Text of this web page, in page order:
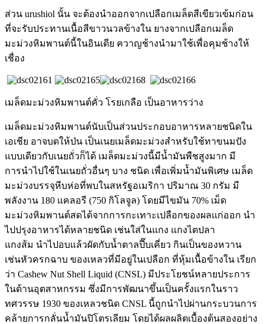
ส่วน urushiol นั้น จะต้องนำออกจากเปลือกเมล็ดสีเขียวเข้มก่อน
ที่จะรับประทานเนื้อสีขาวนวลข้างใน ยางจากเปลือกเมล็ด
มะม่วงหิมพานต์นี้ในอินเดีย ควาญช้างนำมาใช้เพื่อคุมช้างให้
เชื่อง
เมล็ดมะม่วงหิมพานต์คั่ว โรยเกลือ เป็นอาหารว่าง
เมล็ดมะม่วงหิมพานต์นับเป็นส่วนประกอบอาหารหลายชนิดใน
เอเชีย อาจบดให้ป่น เป็นเนยเมล็ดมะม่วงสำหรับใช้ทาขนมปัง
แบบเดียวกับเนยถั่วก็ได้ เมล็ดมะม่วงนี้มีน้ำมันพืชสูงมาก มี
การนำไปใช้ในเนยถั่วอื่นๆ บาง ชนิด เพื่อเพิ่มน้ำมันพิเศษ เมล็ด
มะม่วงบรรจุหีบห่อที่พบในสหรัฐอเมริกา ปริมาณ 30 กรัม มี
พลังงาน 180 แคลอรี (750 กิโลจูล) โดยมีไขมัน 70% เม็ด
มะม่วงหิมพานต์สดได้จากการกะเทาะเปลือกของผลแก่ออก นำ
ไปปรุงอาหารได้หลายชนิด เช่นใส่ในแกง แกงไตปลา
แกงส้ม นำไปอบแล้วผัดกับน้ำตาลปี๊บเคี่ยว กินเป็นของหวาน
เช่นหัวครกฉาบ ของเหลวที่มีอยู่ในเปลือก ที่หุ้มเนื้อข้างใน เรียก
ว่า Cashew Nut Shell Liquid (CNSL) มีประโยชน์หลายประการ
ในด้านอุตสาหกรรม ซึ่งมีการพัฒนาขึ้นเป็นครั้งแรกในราว
ทศวรรษ 1930 ของเหลวชนิด CNSL นี้ถูกนำไปผ่านกระบวนการ
คล้ายการกลั่นน้ำมันปิโตรเลียม โดยได้ผลผลิตเบื้องต้นสองอย่าง